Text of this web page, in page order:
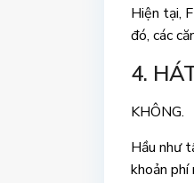
Hiện tại,
đó, các
4.
KHÔNG.
Hầu như
khoản phí